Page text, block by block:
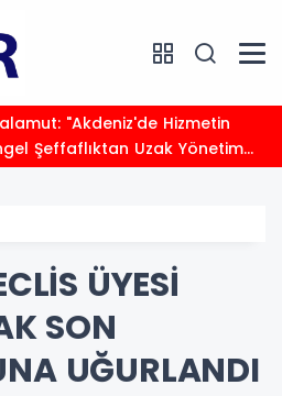
Şeffaflıktan Uzak Yönetim
ÜYESİ
SON
UĞURLANDI